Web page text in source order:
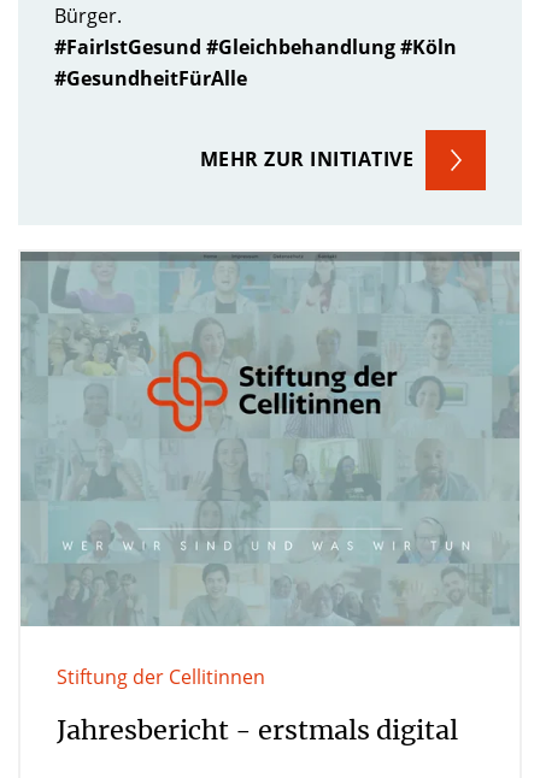
Bürger.
#FairIstGesund #Gleichbehandlung #Köln
#GesundheitFürAlle
MEHR ZUR INITIATIVE
Stiftung der Cellitinnen
Jahresbericht - erstmals digital